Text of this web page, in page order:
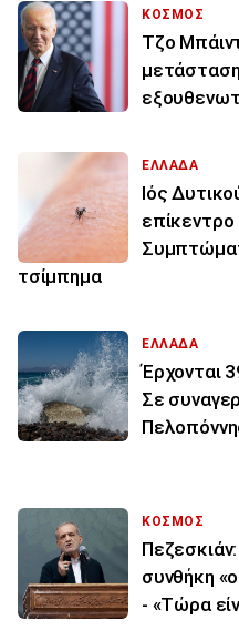
ΚΟΣΜΟΣ
Τζο
ΕΛΛΑΔΑ
Ιός
τσίμπημα
ΕΛΛΑΔΑ
Έρχονται
Σε
ΚΟΣΜΟΣ
συνθήκη
- «Τώρα